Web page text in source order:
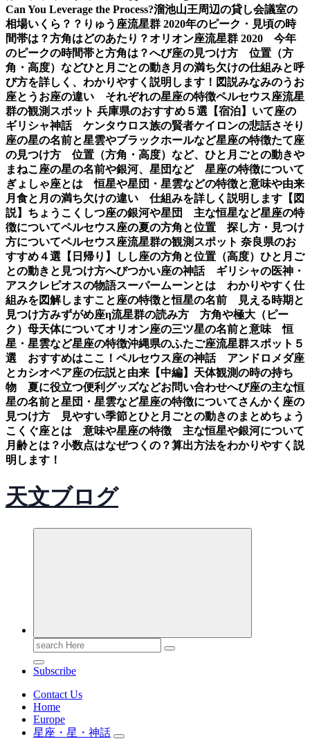
Can You Leverage the Process?溜池山王周辺の貸し会議室の
相場いくら？？ りゅう座流星群 2020年のピーク・見頃の時
間帯は？方角はどのあたり？オリオン座流星群 2020 今年
のピークの時間帯と方角は？へび座の見つけ方 位置（方
角・高度）などひと月ごとの動き 月の満ち欠けの仕組みと呼
び方を詳しく、わかりやすく説明します！図説みなみのうお
座とうお座の違い それぞれの星座の特徴ペルセウス座流星
群の観測スポット 兵庫県のおすすめ５選【宿泊】 いて座の
ギリシャ神話 ケンタウロス族の賢者ケイロンの悲話さそり
座の星の名前と星雲やブラックホールなど星座の特徴たて座
の見つけ方 位置（方角・高度）など、ひと月ごとの動きや
まねこ座の星の名前や銀河、星団など 星座の特徴について
ぎょしゃ座とは 恒星や星団・星雲などの特徴と意味や由来
月食と月の満ち欠けの違い 仕組みを詳しく説明します【図
説】 ちょうこくしつ座の銀河や星団 主な恒星など星座の特
徴についてペルセウス座の夏の方角と位置 探し方・見つけ
方についてペルセウス座流星群の観測スポット 奈良県のお
すすめ４選【日帰り】
しし座の方角と位置（高度）ひと月ご
との動きと見つけ方へびつかい座の神話 ギリシャの医神・
アスクレピオスの物語スーパームーンとは わかりやすく仕
組みを図解しますこと座の特徴と恒星の名前 見える時期と
見つけ方みずがめ座η流星群の読み方 方角や極大（ピー
ク）母天体についてオリオン座の三ツ星の名前と意味 恒
星・星雲など星座の特徴沖縄県のふたご座流星群スポット５
選 おすすめはここ！ ペルセウス座の神話 アンドロメダ座
とカシオペア座の伝説と由来【中編】 天体観測の時の持ち
物 夏に役立つ便利グッズなどお問い合わせへび座の主な恒
星の名前と星団・星雲など星座の特徴についてさんかく座の
見つけ方 見やすい季節とひと月ごとの動きのまとめちょう
こくぐ座とは 意味や星座の特徴 主な恒星や銀河について
月齢とは？小数点はなぜつくの？算出方法をわかりやすく説
明します！
天文ブログ
Search
for:
Subscribe
Contact Us
Home
Europe
星座・星・神話